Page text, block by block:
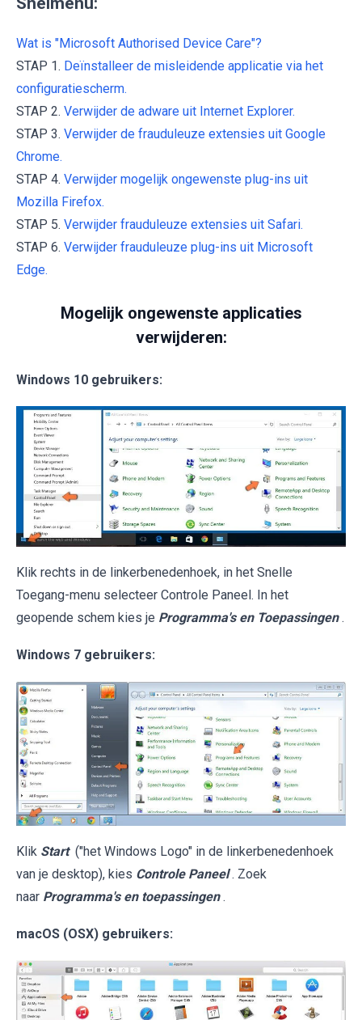
Wat is "Microsoft Authorised Device Care"?
STAP 1. Deïnstalleer de misleidende applicatie via het
configuratiescherm.
STAP 2. Verwijder de adware uit Internet Explorer.
STAP 3. Verwijder de frauduleuze extensies uit Google
Chrome.
STAP 4. Verwijder mogelijk ongewenste plug-ins uit
Mozilla Firefox.
STAP 5. Verwijder frauduleuze extensies uit Safari.
STAP 6. Verwijder frauduleuze plug-ins uit Microsoft
Edge.
Mogelijk ongewenste applicaties
verwijderen:
Windows 10 gebruikers:
Klik rechts in de linkerbenedenhoek, in het Snelle
Toegang-menu selecteer Controle Paneel. In het
geopende schem kies je Programma's en Toepassingen .
Windows 7 gebruikers:
Klik Start ("het Windows Logo" in de linkerbenedenhoek
van je desktop), kies Controle Paneel . Zoek
naar Programma's en toepassingen .
macOS (OSX) gebruikers: